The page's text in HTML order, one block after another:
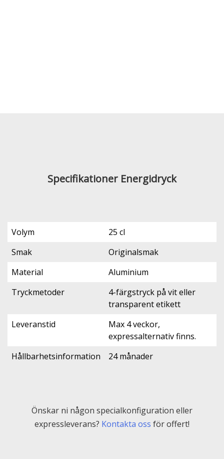
Specifikationer Energidryck
Volym
25 cl
Smak
Originalsmak
Material
Aluminium
Tryckmetoder
4-färgstryck på vit eller
transparent etikett
Leveranstid
Max 4 veckor,
expressalternativ finns.
Hållbarhetsinformation
24 månader
Önskar ni någon specialkonfiguration eller
expressleverans? Kontakta oss för offert!